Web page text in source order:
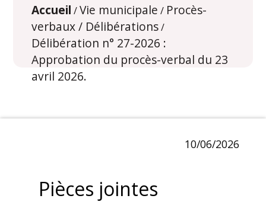
Accueil /Vie municipale / Procès-
verbaux / Délibérations/
Délibération n° 27-2026 :
Approbation du procès-verbal du 23
avril 2026.
10/06/2026
Pièces jointes